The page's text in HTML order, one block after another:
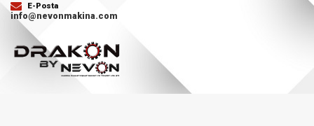
E-Posta
info@nevonmakina.com